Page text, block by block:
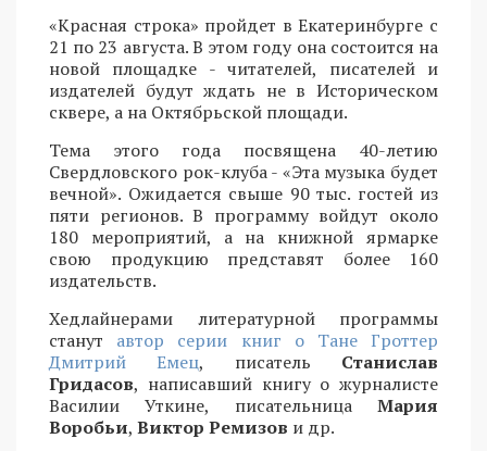
«Красная строка» пройдет в Екатеринбурге с
21 по 23 августа. В этом году она состоится на
новой площадке - читателей, писателей и
издателей будут ждать не в Историческом
сквере, а на Октябрьской площади.
Тема этого года посвящена 40-летию
Свердловского рок-клуба - «Эта музыка будет
вечной». Ожидается свыше 90 тыс. гостей из
пяти регионов. В программу войдут около
180 мероприятий, а на книжной ярмарке
свою продукцию представят более 160
издательств.
Хедлайнерами литературной программы
станут автор серии книг о Тане Гроттер
Дмитрий Емец, писатель Станислав
Гридасов, написавший книгу о журналисте
Василии Уткине, писательница Мария
Воробьи, Виктор Ремизов и др.